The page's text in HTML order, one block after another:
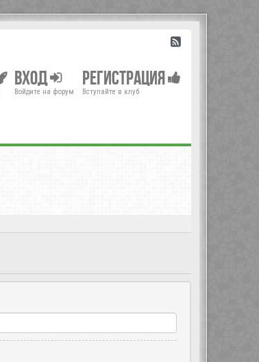
Вход
Войдите на форум
Регистрация
Вступайте в клуб